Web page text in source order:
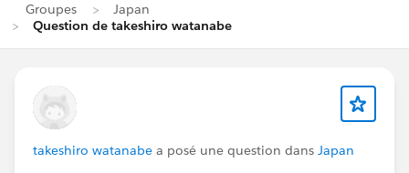
Groupes
Japan
Question de takeshiro watanabe
takeshiro watanabe a posé une question dans Japan